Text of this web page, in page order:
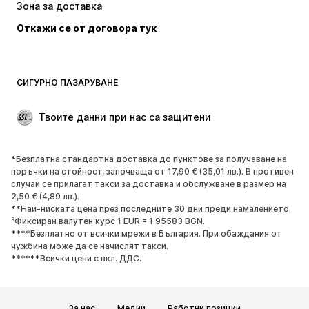
Бельо
Палта
Поли
Специални Поводи
ОБУВКИ
НОВО
Популярно
Маратонки
Боти
Обувки с висок ток
Ботуши
Сандали
Ниски обувки
Зона за доставка
Откажи се от договора тук
СИГУРНО ПАЗАРУВАНЕ
Твоите данни при нас са защитени
*Безплатна стандартна доставка до пунктове за получаване на
поръчки на стойност, започваща от 17,90 € (35,01 лв.). В противен
случай се прилагат такси за доставка и обслужване в размер на
2,50 € (4,89 лв.).
**Най-ниската цена през последните 30 дни преди намалението.
³Фиксиран валутен курс 1 EUR = 1.95583 BGN.
****Безплатно от всички мрежи в България. При обаждания от
чужбина може да се начислят такси.
******Всички цени с вкл. ДДС.